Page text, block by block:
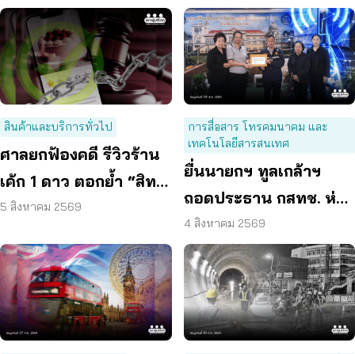
สินค้าและบริการทั่วไป
ศาลยกฟ้องคดี รีวิวร้าน
เค้ก 1 ดาว ตอกย้ำ “สิทธิ
ผู้บริโภค” แสดงความคิด
5 สิงหาคม 2569
การสื่อสาร โทรคมนาคม และ
เทคโนโลยีสารสนเทศ
ยื่นนายกฯ ทูลเกล้าฯ
ถอดประธาน กสทช. ห่วง
คุ้มครองผู้บริโภคสะดุด
4 สิงหาคม 2569